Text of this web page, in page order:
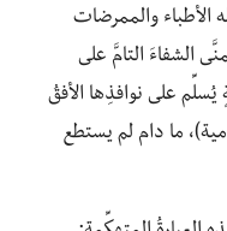
الأطباء والممرضات
الشفاءَ التامَّ على
يُسلِّم على نوافذِها الأفقُ
ما دام لم يستطع